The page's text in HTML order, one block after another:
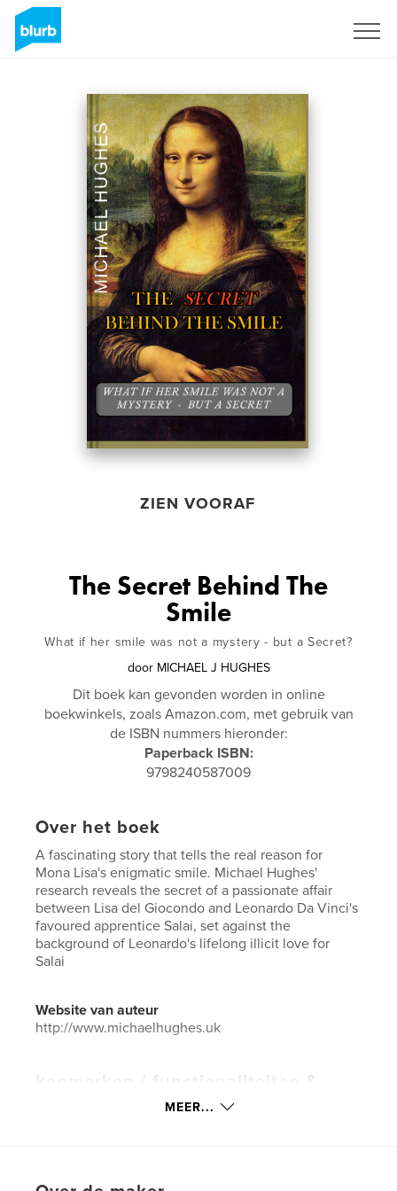
ZIEN VOORAF
The Secret Behind The
Smile
What if her smile was not a mystery - but a Secret?
door MICHAEL J HUGHES
Dit boek kan gevonden worden in online
boekwinkels, zoals Amazon.com, met gebruik van
de ISBN nummers hieronder:
Paperback ISBN:
9798240587009
Over het boek
A fascinating story that tells the real reason for
Mona Lisa's enigmatic smile. Michael Hughes'
research reveals the secret of a passionate affair
between Lisa del Giocondo and Leonardo Da Vinci's
favoured apprentice Salai, set against the
background of Leonardo's lifelong illicit love for
Salai
Website van auteur
http://www.michaelhughes.uk
kenmerken / functionaliteiten &
MEER...